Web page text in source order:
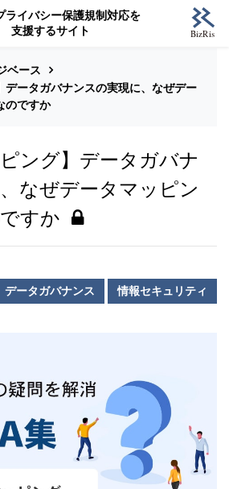
ライバシー保護規制対応を
支援するサイト
ベース
データガバナンスの実現に、なぜデー
のですか
ピング】データガバナ
なぜデータマッピン
すか
データガバナンス 情報セキュリティ